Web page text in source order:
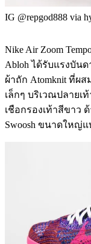
IG @repgod888 via
Nike Air Zoom
Abloh ได้รับแรงบัน
ผ้าถัก Atomknit ที่ผ
เล็กๆ บริเวณปลายเ
เชือกรองเท้าสีขาว
Swoosh ขนาดใหญ่